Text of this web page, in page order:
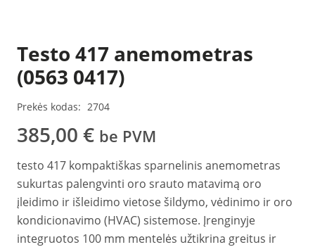
Testo 417 anemometras
(0563 0417)
Prekės kodas: 2704
385,00 € be PVM
testo 417 kompaktiškas sparnelinis anemometras
sukurtas palengvinti oro srauto matavimą oro
įleidimo ir išleidimo vietose šildymo, vėdinimo ir oro
kondicionavimo (HVAC) sistemose. Įrenginyje
integruotos 100 mm mentelės užtikrina greitus ir